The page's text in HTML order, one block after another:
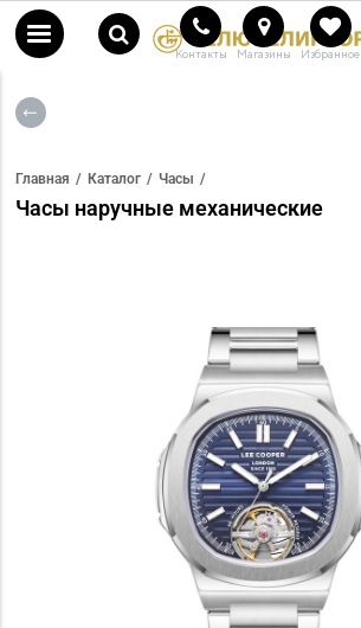
Контакты Магазины Избранное
Главная Каталог Часы
Часы наручные механические